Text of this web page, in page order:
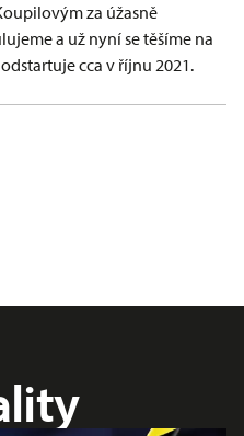
za úžasně
a už nyní se těšíme na
cca v říjnu 2021.